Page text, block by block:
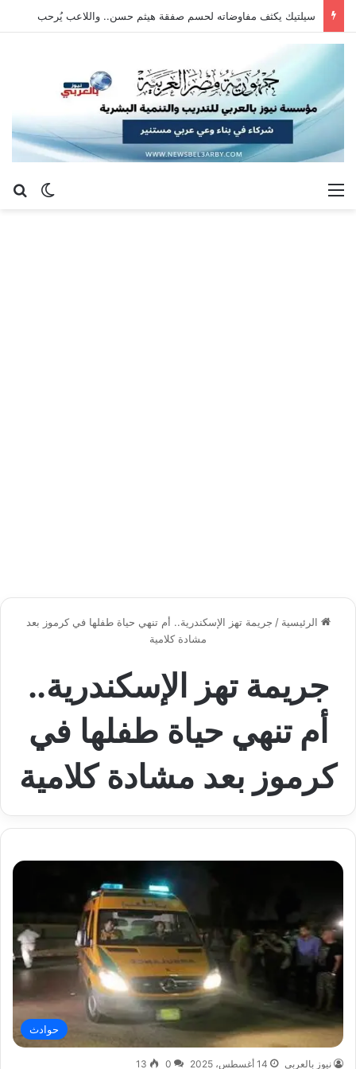
سيلتيك يكثف مفاوضاته لحسم صفقة هيثم حسن.. واللاعب يُرحب
الوضع القائمة
الرئيسية / جريمة تهز الإسكندرية.. أم تنهي حياة طفلها في كرموز بعد
مشادة كلامية
جريمة تهز الإسكندرية..
أم تنهي حياة طفلها في
كرموز بعد مشادة كلامية
حوادث
نيوز بالعربي 14 أغسطس، 2025 0
13